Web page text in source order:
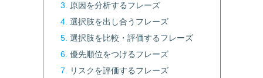
原因を分析するフレーズ
選択肢を出し合うフレーズ
選択肢を比較・評価するフレーズ
優先順位をつけるフレーズ
リスクを評価するフレーズ